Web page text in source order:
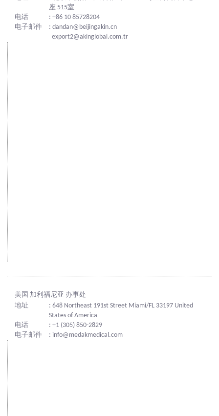
座 515室
电话
: +86 10 85728204
电子邮件
: dandan@beijingakin.cn
export2@akinglobal.com.tr
美国 加利福尼亚 办事处
地址
: 648 Northeast 191st Street Miami/FL 33197 United
States of America
电话
: +1 (305) 850-2829
电子邮件
: info@medakmedical.com